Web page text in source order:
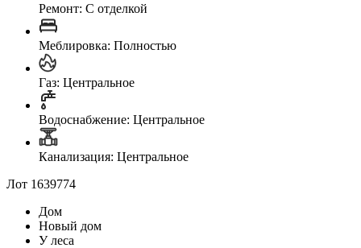
Ремонт: C отделкой
Меблировка: Полностью
Газ: Центральное
Водоснабжение: Центральное
Канализация: Центральное
Лот 1639774
Дом
Новый дом
У леса